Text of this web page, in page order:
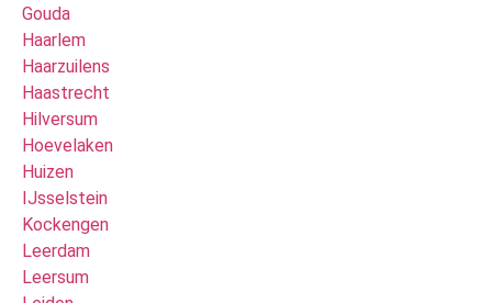
Gouda
Haarlem
Haarzuilens
Haastrecht
Hilversum
Hoevelaken
Huizen
IJsselstein
Kockengen
Leerdam
Leersum